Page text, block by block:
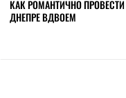
КАК РОМАНТИЧНО
ДНЕПРЕ ВДВОЕМ